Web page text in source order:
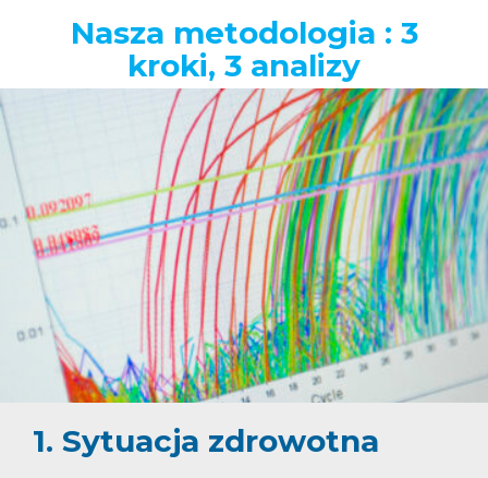
Nasza metodologia : 3
kroki, 3 analizy
1. Sytuacja zdrowotna